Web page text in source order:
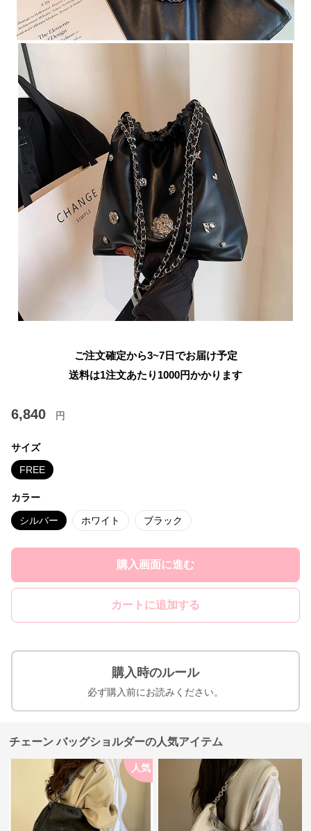
ご注文確定から3~7日でお届け予定
送料は1注文あたり 1000円かかります
6,840 円
サイズ
FREE
カラー
シルバー ホワイト ブラック
購入画面に進む
カートに追加する
購入時のルール
必ず購入前にお読みください。
チェーン バッグショルダーの人気アイテム
人気